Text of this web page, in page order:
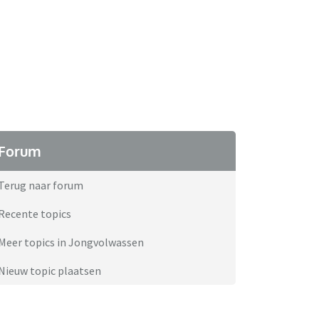
naar forum
topics
topics in Jongvolwassen
topic plaatsen